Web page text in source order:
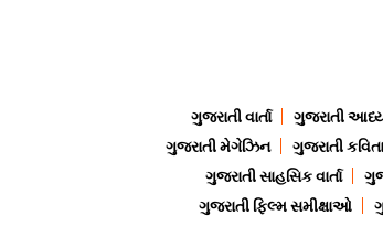
ગુજરાતી વાર્તા ગુજરાતી
ગુજરાતી મેગેઝિન
ગુજરાતી
ગુજરાતી સાહસિક વાર્તા
ગુજરાતી ફિલ્મ સમીક્ષાઓ